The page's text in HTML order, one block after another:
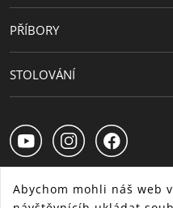
PŘÍBORY
STOLOVÁNÍ
Abychom mohli náš web